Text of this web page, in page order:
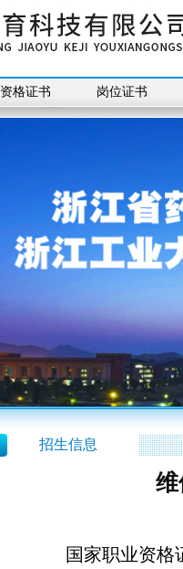
资格证书 岗位证书
招生信息
国家职业资格